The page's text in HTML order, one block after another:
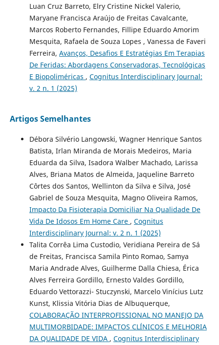
Luan Cruz Barreto, Elry Cristine Nickel Valerio,
Maryane Francisca Araújo de Freitas Cavalcante,
Marcos Roberto Fernandes, Fillipe Eduardo Amorim
Mesquita, Rafaela de Souza Lopes , Vanessa de Faveri
Ferreira, Avanços, Desafios E Estratégias Em Terapias
De Feridas: Abordagens Conservadoras, Tecnológicas
E Biopoliméricas , Cognitus Interdisciplinary Journal:
v. 2 n. 1 (2025)
Artigos Semelhantes
Débora Silvério Langowski, Wagner Henrique Santos
Batista, Irlan Miranda de Morais Medeiros, Maria
Eduarda da Silva, Isadora Walber Machado, Larissa
Alves, Briana Matos de Almeida, Jaqueline Barreto
Côrtes dos Santos, Wellinton da Silva e Silva, José
Gabriel de Souza Mesquita, Magno Oliveira Ramos,
Impacto Da Fisioterapia Domiciliar Na Qualidade De
Vida De Idosos Em Home Care , Cognitus
Interdisciplinary Journal: v. 2 n. 1 (2025)
Talita Corrêa Lima Custodio, Veridiana Pereira de Sá
de Freitas, Francisca Samila Pinto Romao, Samya
Maria Andrade Alves, Guilherme Dalla Chiesa, Érica
Alves Ferreira Gordillo, Ernesto Valdes Gordillo,
Eduardo Vettorazzi- Stuczynski, Marcelo Vinícius Lutz
Kunst, Klissia Vitória Dias de Albuquerque,
COLABORAÇÃO INTERPROFISSIONAL NO MANEJO DA
MULTIMORBIDADE: IMPACTOS CLÍNICOS E MELHORIA
DA QUALIDADE DE VIDA , Cognitus Interdisciplinary